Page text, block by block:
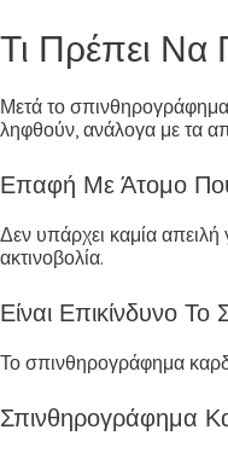
Τι Πρέπει Να
Μετά το
ληφθούν, ανάλογα με τα
Επαφή Με Άτομο
Δεν υπάρχει καμία
ακτινοβολία.
Είναι Επικίνδυνο
Το σπινθηρογράφημα
Σπινθηρογράφημα